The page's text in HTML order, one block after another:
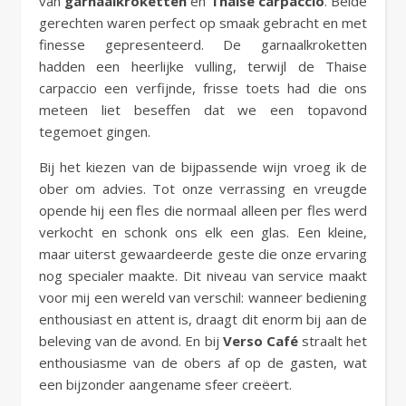
gerechten waren perfect op smaak gebracht en met
finesse gepresenteerd. De garnaalkroketten
hadden een heerlijke vulling, terwijl de Thaise
carpaccio een verfijnde, frisse toets had die ons
meteen liet beseffen dat we een topavond
tegemoet gingen.
Bij het kiezen van de bijpassende wijn vroeg ik de
ober om advies. Tot onze verrassing en vreugde
opende hij een fles die normaal alleen per fles werd
verkocht en schonk ons elk een glas. Een kleine,
maar uiterst gewaardeerde geste die onze ervaring
nog specialer maakte. Dit niveau van service maakt
voor mij een wereld van verschil: wanneer bediening
enthousiast en attent is, draagt dit enorm bij aan de
beleving van de avond. En bij Verso Caféstraalt het
enthousiasme van de obers af op de gasten, wat
een bijzonder aangename sfeer creëert.